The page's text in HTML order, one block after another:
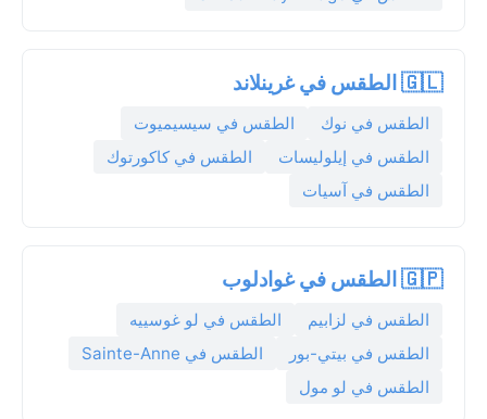
🇬🇱 الطقس في غرينلاند
الطقس في نوك
الطقس في سيسيميوت
الطقس في إيلوليسات
الطقس في كاكورتوك
الطقس في آسيات
🇬🇵 الطقس في غوادلوب
الطقس في لزابيم
الطقس في لو غوسييه
الطقس في بيتي-بور
الطقس في Sainte-Anne
الطقس في لو مول